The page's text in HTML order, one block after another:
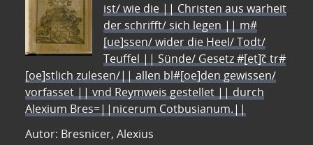
ist/ wie die || Christen aus warheit
der schrifft/ sich legen || m#
[ue]ssen/ wider die Heel/ Todt/
Teuffel || Sünde/ Gesetz #[et]c̃ tr#
[oe]stlich zulesen/|| allen bl#[oe]den gewissen/
vorfasset || vnd Reymweis gestellet || durch
Alexium Bres=||nicerum Cotbusianum.||
Autor: Bresnicer, Alexius